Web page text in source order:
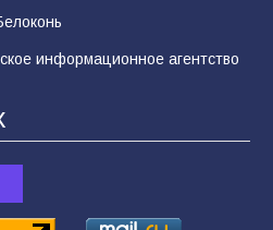
в России в 2026 году
дали ответ
дети освоили
в ходе
информационное агентство